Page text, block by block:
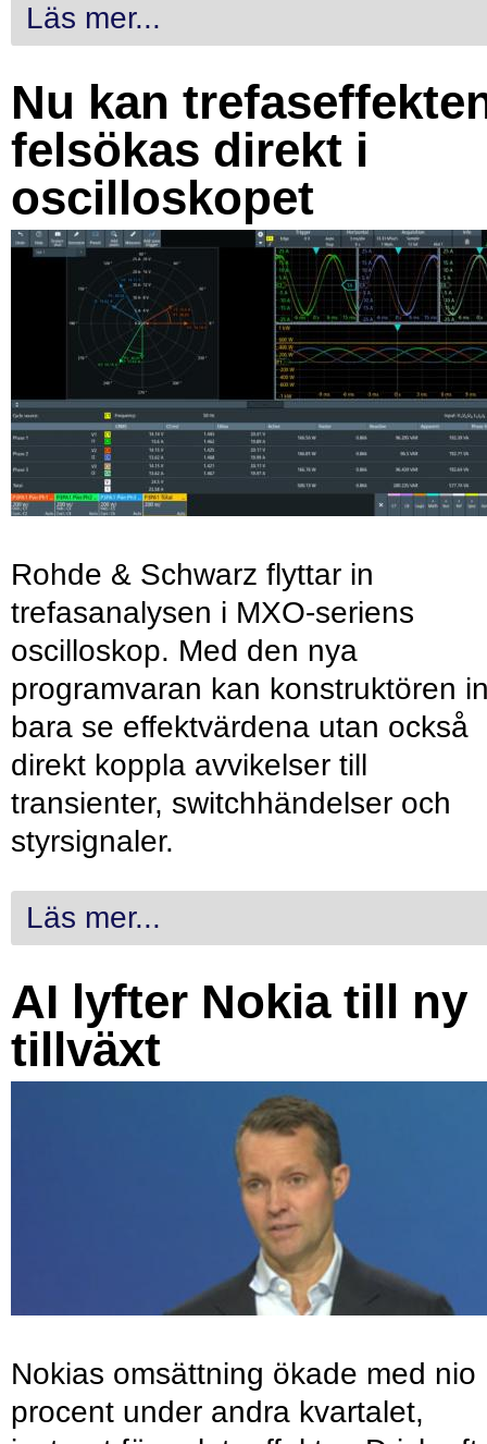
Läs mer...
Nu kan
felsökas direkt i
oscilloskopet
Rohde & Schwarz flyttar in
trefasanalysen i MXO-seriens
oscilloskop. Med den nya
programvaran kan konstruktören
bara se effektvärdena utan också
direkt koppla avvikelser till
transienter, switchhändelser och
styrsignaler.
Läs mer...
AI lyfter Nokia till ny
tillväxt
Nokias omsättning ökade med nio
procent under andra kvartalet,